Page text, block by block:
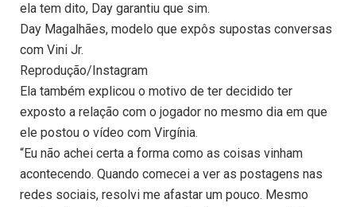
ela tem dito, Day garantiu que sim.
Day Magalhães, modelo que expôs supostas conversas
com Vini Jr.
Reprodução/Instagram
Ela também explicou o motivo de ter decidido ter
exposto a relação com o jogador no mesmo dia em que
ele postou o vídeo com Virgínia.
“Eu não achei certa a forma como as coisas vinham
acontecendo. Quando comecei a ver as postagens nas
redes sociais, resolvi me afastar um pouco. Mesmo